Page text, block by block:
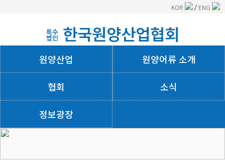
KOR / ENG
특수
법인 한국원양산업협회
원양산업 원양어류 소개
협회 소식
정보광장